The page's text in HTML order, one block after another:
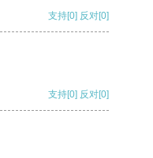
支持[0] 反对[0]
支持[0] 反对[0]